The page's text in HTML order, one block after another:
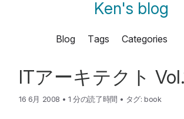
Ken's blog
Blog Tags Categories
ITアーキテクト
16 6月 2008 • 1 分の読了時間 • タグ:book